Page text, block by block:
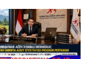
dan Kepastian
Menuju Indonesia
2045